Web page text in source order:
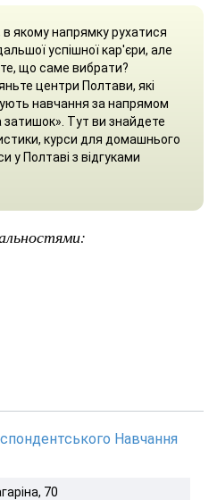
в якому напрямку рухатися
успішної кар'єри, але
що саме вибрати?
центри Полтави, які
навчання за напрямом
затишок». Тут ви знайдете
курси для домашнього
у Полтаві з відгуками
Навчання
70